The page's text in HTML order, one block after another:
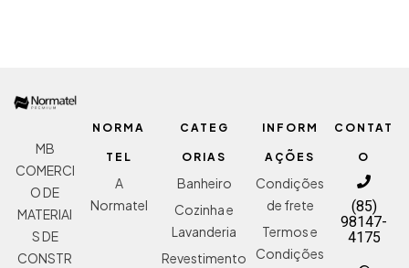
MB
COMERCI
O DE
MATERIAI
S DE
CONSTR
NORMA
TEL
A
Normatel
CATEG
ORIAS
Banheiro
Cozinha e
Lavanderia
Revestimento
INFORM
AÇÕES
Condições
de frete
Termos e
Condições
CONTAT
O
(85)
98147-
4175